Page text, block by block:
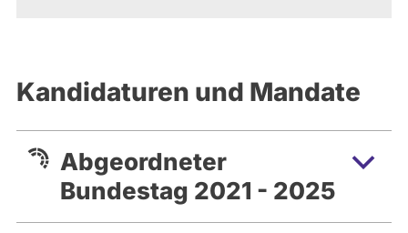
Kandidaturen und Mandate
Abgeordneter
Bundestag 2021 - 2025